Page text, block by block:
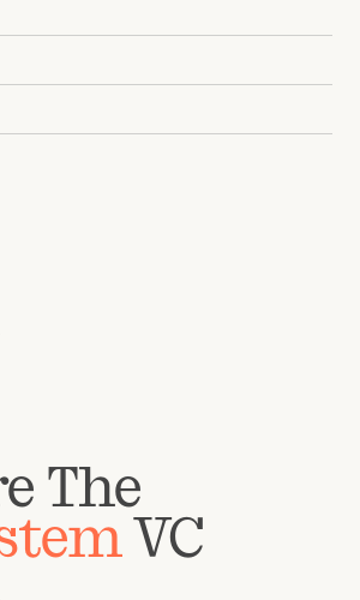
The
VC